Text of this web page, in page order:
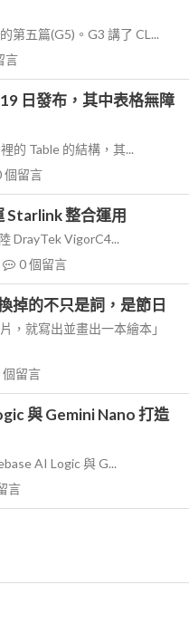
第五篇(G5)。G3 講了 CL...
言
日發布，其中表格無障
的 Table 的結構，其...
個留言
Starlink 整合運用
DrayTek VigorC4...
0個留言
掉的不只是詞，是節日
，就寫出並畫出一本繪本」
個留言
與 Gemini Nano 打造
AI Logic 與 G...
言